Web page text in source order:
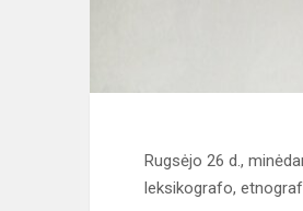
Rugsėjo 26 d.,
leksikografo,